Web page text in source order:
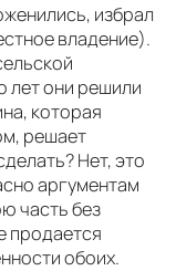
избрал
владение).
лет они решили
которая
решает
Нет, это
аргументам
часть без
продается
обоих.